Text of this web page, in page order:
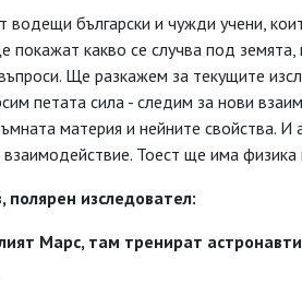
водещи български и чужди учени,
покажат какво се случва под
Ще разкажем за текущите
петата сила - следим за нови
материя и нейните свойства. И
Тоест ще има
изследовател:
Марс, там тренират